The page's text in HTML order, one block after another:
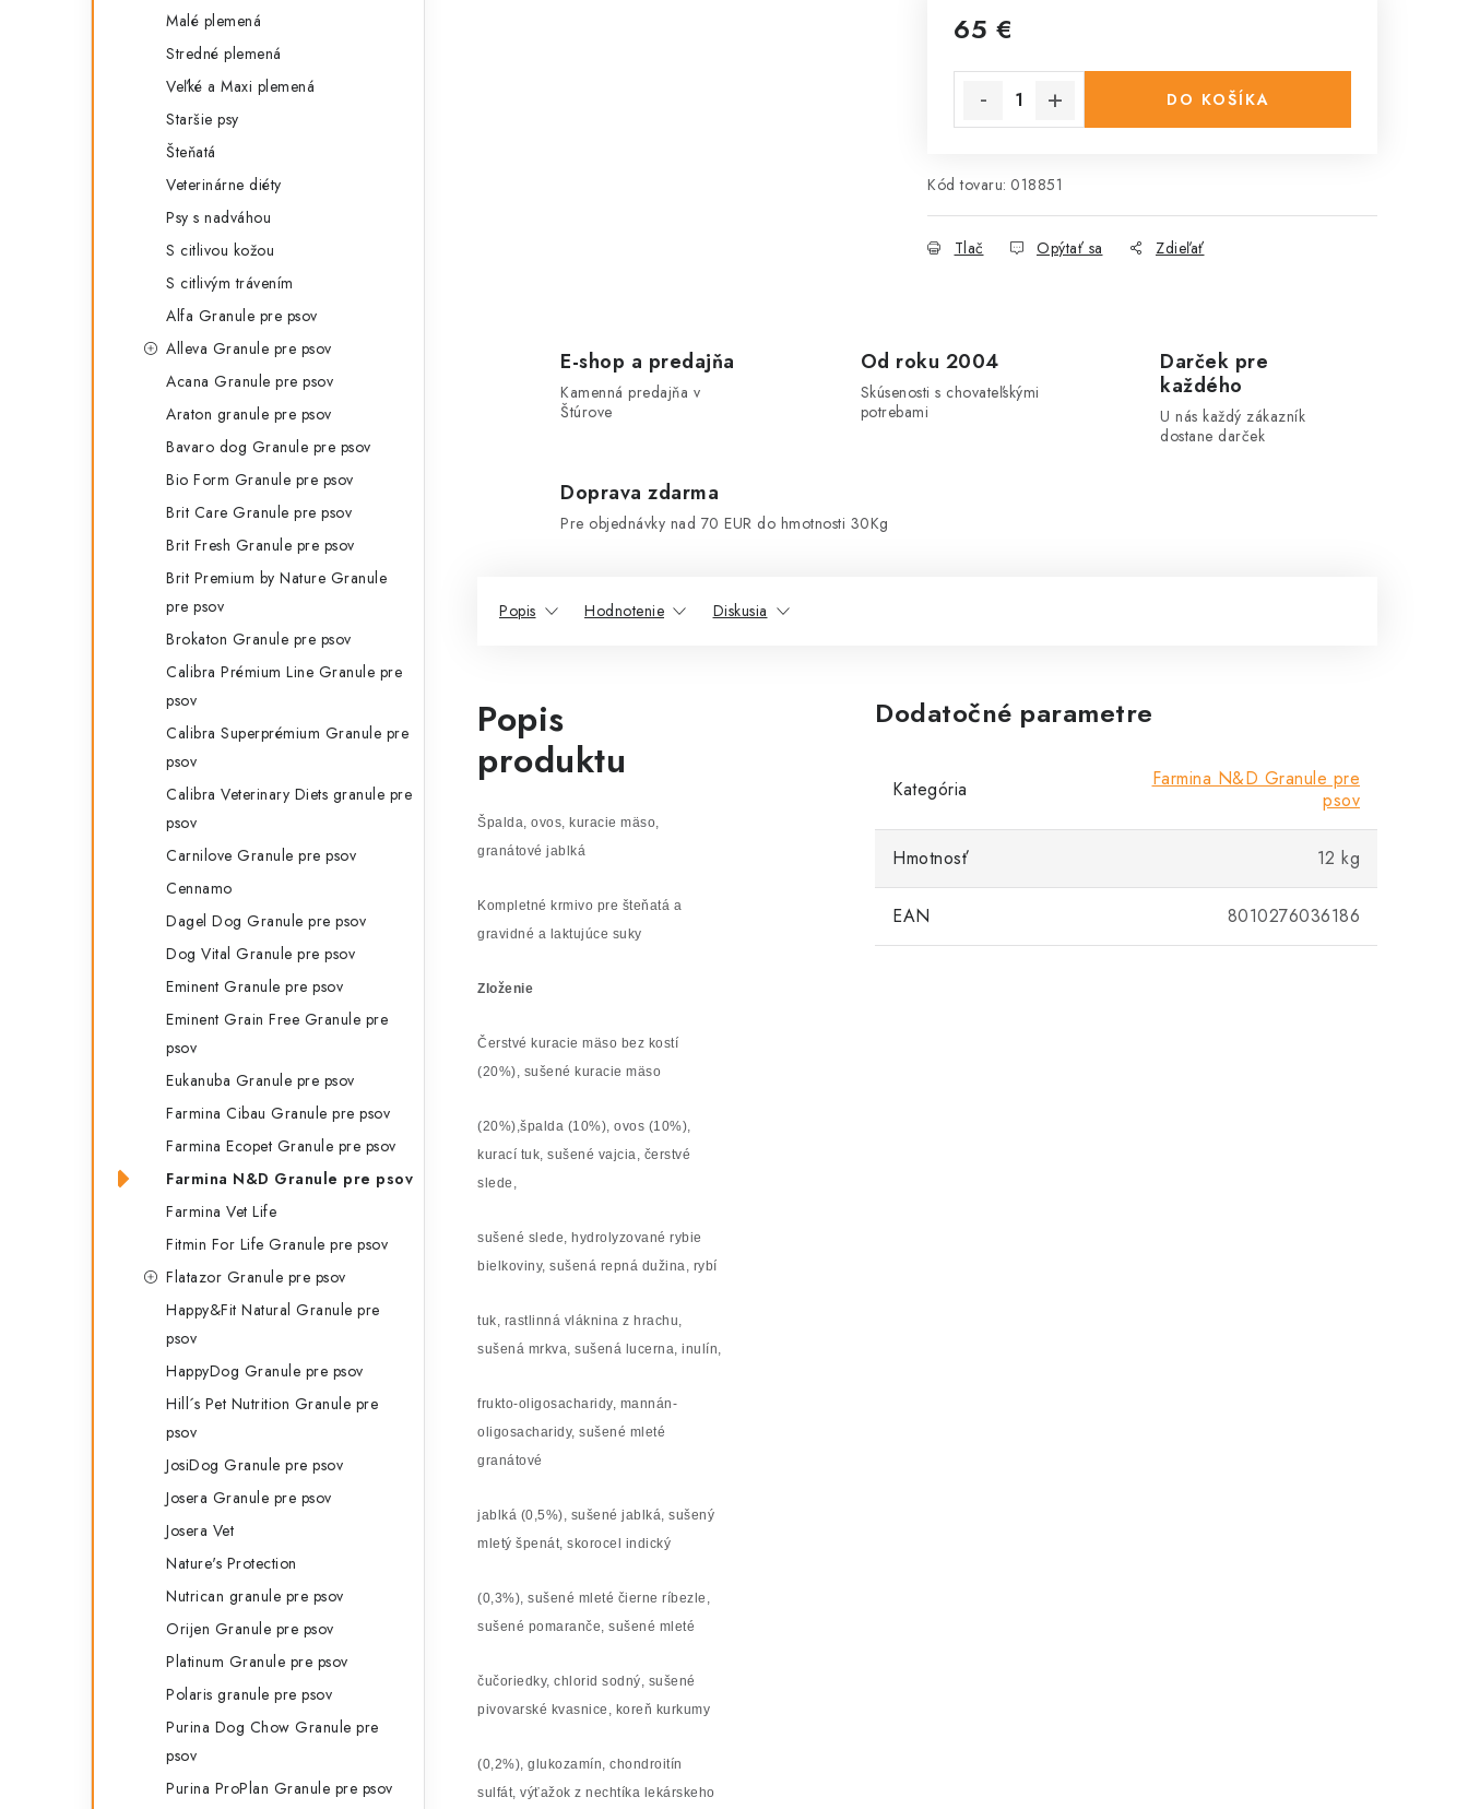
Malé plemená
Stredné plemená
Veľké a Maxi plemená
Staršie psy
Šteňatá
Veterinárne diéty
Psy s nadváhou
S citlivou kožou
S citlivým trávením
Alfa Granule pre psov
Alleva Granule pre psov
Acana Granule pre psov
Araton granule pre psov
Bavaro dog Granule pre psov
Bio Form Granule pre psov
Brit Care Granule pre psov
Brit Fresh Granule pre psov
Brit Premium by Nature Granule
pre psov
Brokaton Granule pre psov
Calibra Prémium Line Granule pre
psov
Calibra Superprémium Granule pre
psov
Calibra Veterinary Diets granule pre
psov
Carnilove Granule pre psov
Cennamo
Dagel Dog Granule pre psov
Dog Vital Granule pre psov
Eminent Granule pre psov
Eminent Grain Free Granule pre
psov
Eukanuba Granule pre psov
Farmina Cibau Granule pre psov
Farmina Ecopet Granule pre psov
Farmina N&D Granule pre psov
Farmina Vet Life
Fitmin For Life Granule pre psov
Flatazor Granule pre psov
Happy&Fit Natural Granule pre
psov
HappyDog Granule pre psov
Hill´s Pet Nutrition Granule pre
psov
JosiDog Granule pre psov
Josera Granule pre psov
Josera Vet
Nature's Protection
Nutrican granule pre psov
Orijen Granule pre psov
Platinum Granule pre psov
Polaris granule pre psov
Purina Dog Chow Granule pre
psov
Purina ProPlan Granule pre psov
65 €
DO KOŠÍKA
Kód tovaru: 018851
Tlač Opýtať sa Zdieľať
E-shop a predajňa
Kamenná predajňa v
Štúrove
Od roku 2004
Skúsenosti s chovateľskými
potrebami
Darček pre
každého
U nás každý zákazník
dostane darček
Doprava zdarma
Pre objednávky nad 70 EUR do hmotnosti 30Kg
Popis Hodnotenie Diskusia
Popis
produktu
Špalda, ovos, kuracie mäso,
granátové jablká
Kompletné krmivo pre šteňatá a
gravidné a laktujúce suky
Zloženie
Čerstvé kuracie mäso bez kostí
(20%), sušené kuracie mäso
(20%),špalda (10%), ovos (10%),
kurací tuk, sušené vajcia, čerstvé
slede,
sušené slede, hydrolyzované rybie
bielkoviny, sušená repná dužina, rybí
tuk, rastlinná vláknina z hrachu,
sušená mrkva, sušená lucerna, inulín,
frukto-oligosacharidy, mannán-
oligosacharidy, sušené mleté
granátové
jablká (0,5%), sušené jablká, sušený
mletý špenát, skorocel indický
(0,3%), sušené mleté čierne ríbezle,
sušené pomaranče, sušené mleté
čučoriedky, chlorid sodný, sušené
pivovarské kvasnice, koreň kurkumy
(0,2%), glukozamín, chondroitín
sulfát, výťažok z nechtíka lekárskeho
Dodatočné parametre
Kategória
Farmina N&D Granule pre
psov
Hmotnosť 12 kg
EAN 8010276036186